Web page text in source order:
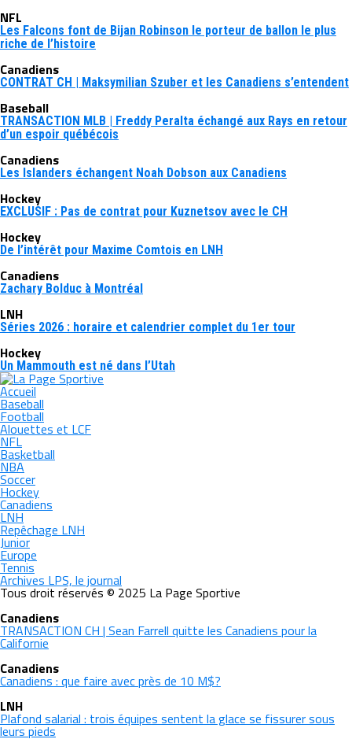
NFL
Les Falcons font de Bijan Robinson le porteur de ballon le plus
riche de l’histoire
Canadiens
CONTRAT CH | Maksymilian Szuber et les Canadiens s’entendent
Baseball
TRANSACTION MLB | Freddy Peralta échangé aux Rays en retour
d’un espoir québécois
Canadiens
Les Islanders échangent Noah Dobson aux Canadiens
Hockey
EXCLUSIF : Pas de contrat pour Kuznetsov avec le CH
Hockey
De l’intérêt pour Maxime Comtois en LNH
Canadiens
Zachary Bolduc à Montréal
LNH
Séries 2026 : horaire et calendrier complet du 1er tour
Hockey
Un Mammouth est né dans l’Utah
Accueil
Baseball
Football
Alouettes et LCF
NFL
Basketball
NBA
Soccer
Hockey
Canadiens
LNH
Repêchage LNH
Junior
Europe
Tennis
Archives LPS, le journal
Tous droit réservés © 2025 La Page Sportive
Canadiens
TRANSACTION CH | Sean Farrell quitte les Canadiens pour la
Californie
Canadiens
Canadiens : que faire avec près de 10 M$?
LNH
Plafond salarial : trois équipes sentent la glace se fissurer sous
leurs pieds